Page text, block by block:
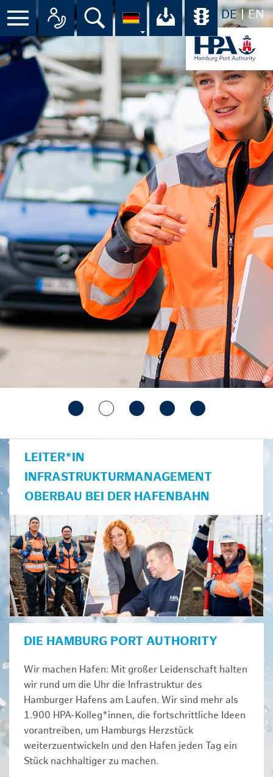
DE EN
Menü Alle Ansprechpartner im
Suche Ihr Download-
LEITER*IN
INFRASTRUKTURMANAGEMENT
OBERBAU BEI DER HAFENBAHN
DIE HAMBURG PORT AUTHORITY
Wir machen Hafen: Mit großer Leidenschaft halten
wir rund um die Uhr die Infrastruktur des
Hamburger Hafens am Laufen. Wir sind mehr als
1.900 HPA-Kolleg*innen, die fortschrittliche Ideen
vorantreiben, um Hamburgs Herzstück
weiterzuentwickeln und den Hafen jeden Tag ein
Stück nachhaltiger zu machen.